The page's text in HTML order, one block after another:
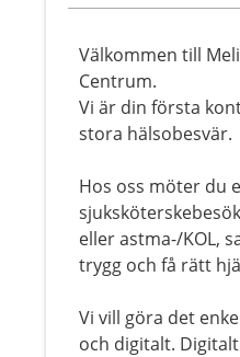
Välkommen till
Centrum.
Vi är din första
stora hälsobesvär.
Hos oss möter du
eller astma-/KOL,
trygg och få rätt
Vi vill göra det
och digitalt.